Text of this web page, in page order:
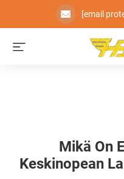
[email
Mikä On
Keskinopean